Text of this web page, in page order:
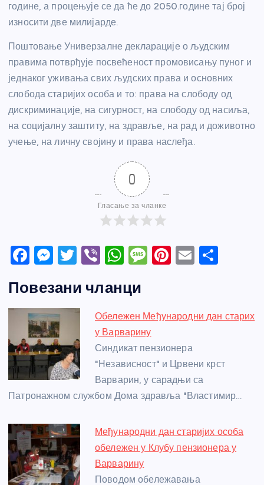
године, а процењује се да ће до 2050.године тај број
износити две милијарде.
Поштовање Универзалне декларације о људским
правима потврђује посвећеност промовисању пуног и
једнаког уживања свих људских права и основних
слобода старијих особа и то: права на слободу од
дискриминације, на сигурност, на слободу од насиља,
на социјалну заштиту, на здравље, на рад и доживотно
учење, на личну својину и права наслеђа.
0
Гласање за чланке
F
c
e
b
o
o
k
M
ss
e
n
g
er
T
itt
er
Vi
er
W
at
s
A
p
p
M
a
g
e
Pi
e
E
e
Повезани чланци
Обележен Међународни дан старих
у Варварину
Синдикат пензионера
"Независност" и Црвени крст
Варварин, у сарадњи са
Патронажном службом Дома здравља "Властимир…
Међународни дан старијих особа
обележен у Клубу пензионера у
Варварину
Поводом обележавања